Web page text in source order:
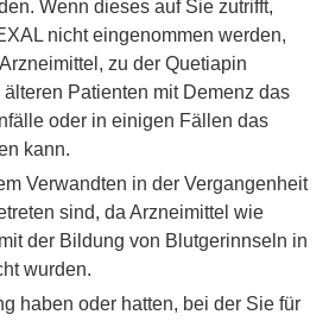
Wenn dieses auf Sie zutrifft,
nicht eingenommen werden,
zu der Quetiapin
Patienten mit Demenz das
oder in einigen Fällen das
kann.
Verwandten in der Vergangenheit
sind, da Arzneimittel wie
der Bildung von Blutgerinnseln in
wurden.
haben oder hatten, bei der Sie für